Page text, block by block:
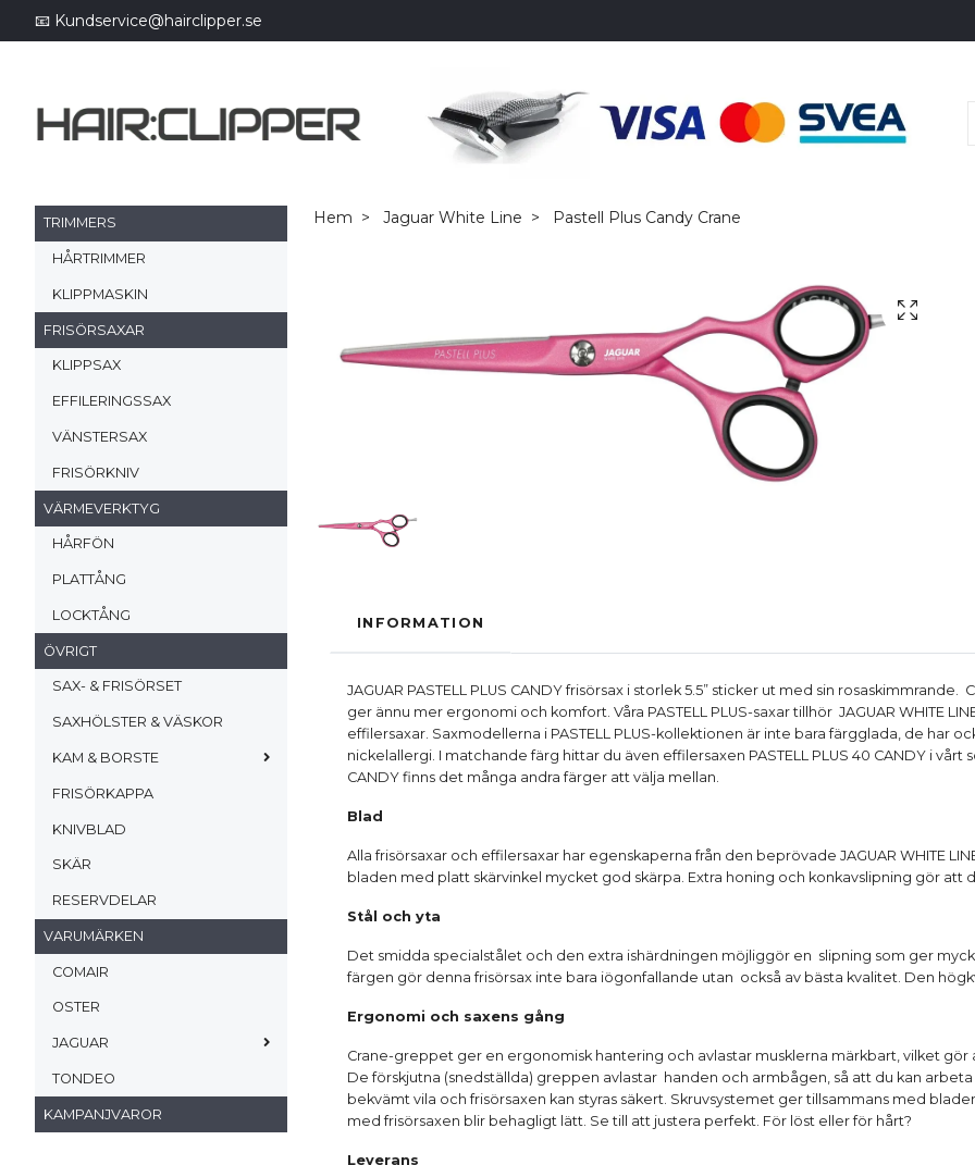
📧 Kundservice@hairclipper.se
TRIMMERS
HÅRTRIMMER
KLIPPMASKIN
FRISÖRSAXAR
KLIPPSAX
EFFILERINGSSAX
VÄNSTERSAX
FRISÖRKNIV
VÄRMEVERKTYG
HÅRFÖN
PLATTÅNG
LOCKTÅNG
ÖVRIGT
SAX- & FRISÖRSET
SAXHÖLSTER & VÄSKOR
KAM & BORSTE
FRISÖRKAPPA
KNIVBLAD
SKÄR
RESERVDELAR
VARUMÄRKEN
COMAIR
OSTER
JAGUAR
TONDEO
KAMPANJVAROR
Hem Jaguar White Line Pastell Plus Candy Crane
INFORMATION
JAGUAR PASTELL PLUS CANDY frisörsax i storlek 5.5” sticker ut med sin
ger ännu mer ergonomi och komfort. Våra PASTELL PLUS-saxar tillhör JAGUAR WHITE
effilersaxar. Saxmodellerna i PASTELL PLUS-kollektionen är inte bara färgglada, de har
nickelallergi. I matchande färg hittar du även effilersaxen PASTELL PLUS 40 CANDY i
CANDY finns det många andra färger att välja mellan.
Blad
Alla frisörsaxar och effilersaxar har egenskaperna från den beprövade JAGUAR WHITE
bladen med platt skärvinkel mycket god skärpa. Extra honing och konkavslipning gör att
Stål och yta
Det smidda specialstålet och den extra ishärdningen möjliggör en slipning som ger
färgen gör denna frisörsax inte bara iögonfallande utan också av bästa kvalitet. Den
Ergonomi och saxens gång
Crane-greppet ger en ergonomisk hantering och avlastar musklerna märkbart, vilket
De förskjutna (snedställda) greppen avlastar handen och armbågen, så att du kan
bekvämt vila och frisörsaxen kan styras säkert. Skruvsystemet ger tillsammans med
med frisörsaxen blir behagligt lätt. Se till att justera perfekt. För löst eller för hårt?
Leverans